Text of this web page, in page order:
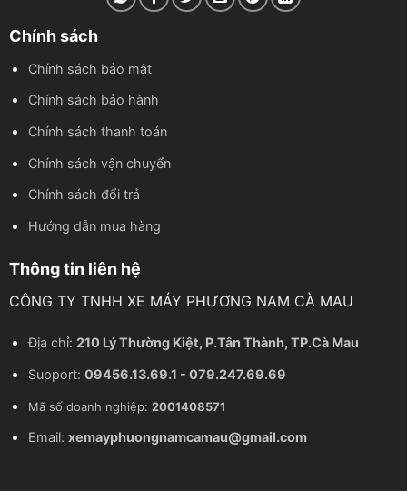
Chính sách
Chính sách bảo mật
Chính sách bảo hành
Chính sách thanh toán
Chính sách vận chuyển
Chính sách đổi trả
Hướng dẫn mua hàng
Thông tin liên hệ
CÔNG TY TNHH XE MÁY PHƯƠNG NAM CÀ MAU
Địa chỉ: 210 Lý Thường Kiệt, P.Tân Thành, TP.Cà Mau
Support: 09456.13.69.1 - 079.247.69.69
Mã số doanh nghiệp: 2001408571
Email: xemayphuongnamcamau@gmail.com